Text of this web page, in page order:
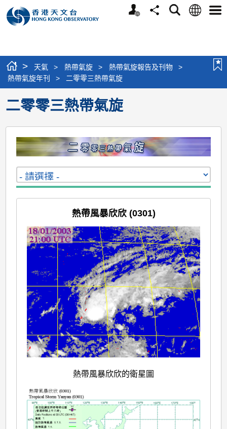
個
分
搜
語
選
> 天氣 > 熱帶氣旋 > 熱帶氣旋報告及刊物
>
熱帶氣旋年刊
> 二零零三熱帶氣旋
二零零三熱帶氣旋
熱帶風暴欣欣 (0301)
熱帶風暴欣欣的衛星圖